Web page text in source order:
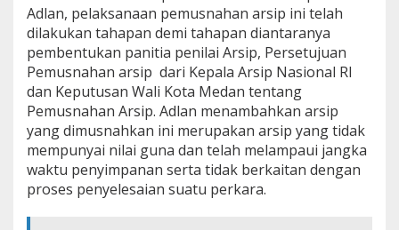
Adlan, pelaksanaan pemusnahan arsip ini telah
dilakukan tahapan demi tahapan diantaranya
pembentukan panitia penilai Arsip, Persetujuan
Pemusnahan arsip dari Kepala Arsip Nasional RI
dan Keputusan Wali Kota Medan tentang
Pemusnahan Arsip. Adlan menambahkan arsip
yang dimusnahkan ini merupakan arsip yang tidak
mempunyai nilai guna dan telah melampaui jangka
waktu penyimpanan serta tidak berkaitan dengan
proses penyelesaian suatu perkara.